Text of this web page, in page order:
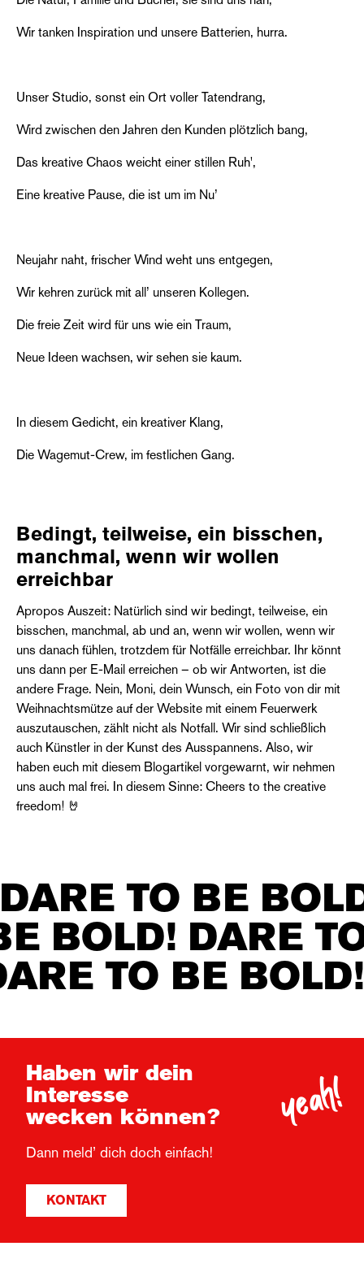
Wir tanken Inspiration und unsere Batterien, hurra.
Unser Studio, sonst ein Ort voller Tatendrang,
Wird zwischen den Jahren den Kunden plötzlich bang,
Das kreative Chaos weicht einer stillen Ruh',
Eine kreative Pause, die ist um im Nu’
Neujahr naht, frischer Wind weht uns entgegen,
Wir kehren zurück mit all’ unseren Kollegen.
Die freie Zeit wird für uns wie ein Traum,
Neue Ideen wachsen, wir sehen sie kaum.
In diesem Gedicht, ein kreativer Klang,
Die Wagemut-Crew, im festlichen Gang.
Bedingt, teilweise, ein bisschen,
manchmal, wenn wir wollen
erreichbar
Apropos Auszeit: Natürlich sind wir bedingt, teilweise, ein
bisschen, manchmal, ab und an, wenn wir wollen, wenn wir
uns danach fühlen, trotzdem für Notfälle erreichbar. Ihr könnt
uns dann per E-Mail erreichen – ob wir Antworten, ist die
andere Frage. Nein, Moni, dein Wunsch, ein Foto von dir mit
Weihnachtsmütze auf der Website mit einem Feuerwerk
auszutauschen, zählt nicht als Notfall. Wir sind schließlich
auch Künstler in der Kunst des Ausspannens. Also, wir
haben euch mit diesem Blogartikel vorgewarnt, wir nehmen
uns auch mal frei. In diesem Sinne: Cheers to the creative
freedom! 🤘
DARE TO BE
BOLD! DARE
TO BE BOLD!
yeah!
Haben wir dein
Interesse
wecken können?
Dann meld’ dich doch einfach!
KONTAKT